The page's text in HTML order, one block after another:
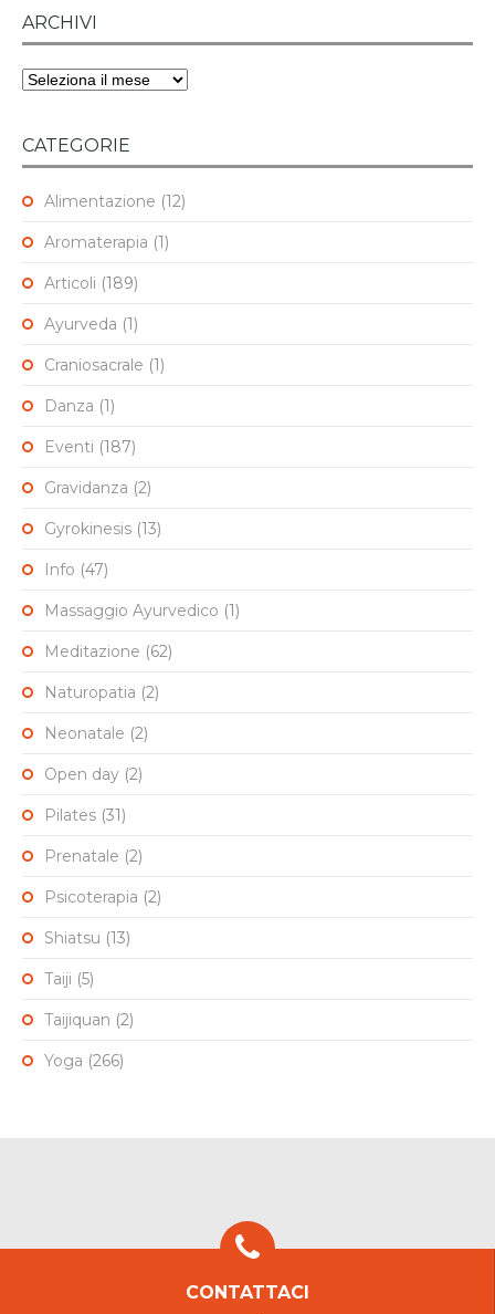
ARCHIVI
Archivi
CATEGORIE
Alimentazione (12)
Aromaterapia (1)
Articoli (189)
Ayurveda (1)
Craniosacrale (1)
Danza (1)
Eventi (187)
Gravidanza (2)
Gyrokinesis (13)
Info (47)
Massaggio Ayurvedico (1)
Meditazione (62)
Naturopatia (2)
Neonatale (2)
Open day (2)
Pilates (31)
Prenatale (2)
Psicoterapia (2)
Shiatsu (13)
Taiji (5)
Taijiquan (2)
Yoga (266)
CONTATTACI